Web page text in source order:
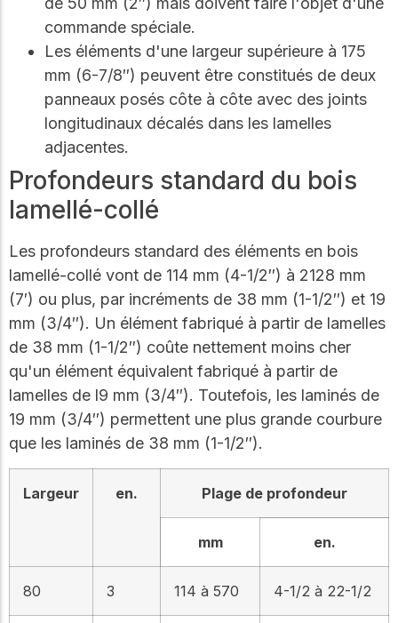
commande spéciale.
Les éléments d'une largeur supérieure à 175
mm (6-7/8″) peuvent être constitués de deux
panneaux posés côte à côte avec des joints
longitudinaux décalés dans les lamelles
adjacentes.
Profondeurs standard du bois
lamellé-collé
Les profondeurs standard des éléments en bois
lamellé-collé vont de 114 mm (4-1/2″) à 2128 mm
(7′) ou plus, par incréments de 38 mm (1-1/2″) et 19
mm (3/4″). Un élément fabriqué à partir de lamelles
de 38 mm (1-1/2″) coûte nettement moins cher
qu'un élément équivalent fabriqué à partir de
lamelles de l9 mm (3/4″). Toutefois, les laminés de
19 mm (3/4″) permettent une plus grande courbure
que les laminés de 38 mm (1-1/2″).
Largeur en. Plage de profondeur
mm en.
80 3 114 à 570 4-1/2 à 22-1/2